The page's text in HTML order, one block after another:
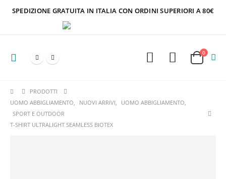
SPEDIZIONE GRATUITA IN ITALIA CON ORDINI SUPERIORI A 80€
0
PRODOTTI
UOMO ABBIGLIAMENTO, NUOVI ARRIVI, UOMO ABBIGLIAMENTO,
SPORT E OUTDOOR
T-SHIRT ULTRALIGHT SEAMLESS BIOTEX